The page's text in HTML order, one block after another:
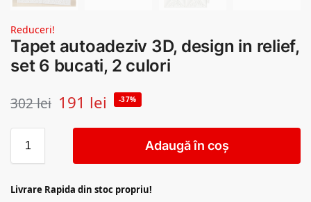
Reduceri!
Tapet autoadeziv 3D, design in relief,
set 6 bucati, 2 culori
302lei 191 lei -37%
Adaugă în coș
Livrare Rapida din stoc propriu!